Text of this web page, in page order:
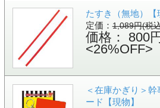
たすき（無地）【
定価：1,089円(税
価格： 800
<26%OFF>
＜在庫かぎり＞
ード【現物】